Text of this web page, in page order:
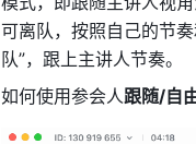
可离队，按照自己的节
队”，跟上主讲人节奏。
如何使用参会人跟随/自